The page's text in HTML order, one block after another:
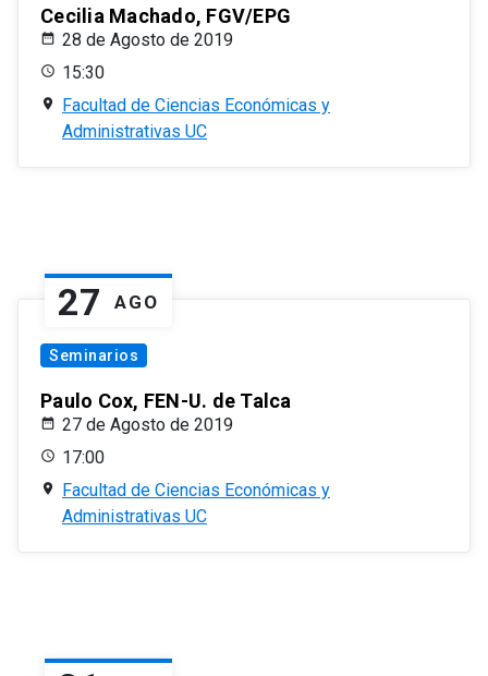
Cecilia Machado, FGV/EPG
28 de Agosto de 2019
15:30
Facultad de Ciencias Económicas y
Administrativas UC
27 AGO
Seminarios
Paulo Cox, FEN-U. de Talca
27 de Agosto de 2019
17:00
Facultad de Ciencias Económicas y
Administrativas UC